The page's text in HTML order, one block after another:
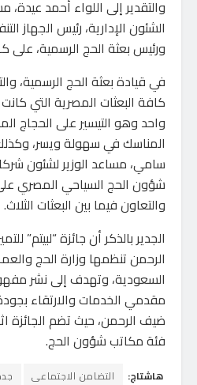
والتقدير إلى اللواء أحمد عيدة،
الشئون الإدارية، رئيس الجهاز
ورئيس بعثة الحج الرسمية،
في قيادة بعثة الحج الرسمية،
كافة البعثات المصرية التي
واحد وهو التيسير على الحجاج
المناسك في سهولة ويسر،
سامي، مساعد الوزير لشئون
شؤون الحج السياحي المصري
والتعاون فيما بين البعثات الثلاث.
الجدير بالذكر أن جائزة “لبيتم”
الرحمن تنظمها وزارة الحج
السعودية، وتهدف إلى نشر
مقدمي الخدمات والارتقاء بجودة
ضيف الرحمن، حيث تضم الجائزة
فئة مكاتب شؤون الحج.
هاشتاج: التضامن الاجتماعى